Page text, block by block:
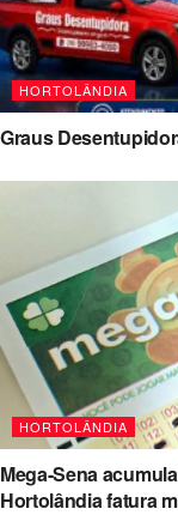
HORTOLÂNDIA
Graus
HORTOLÂNDIA
Mega-Sena
Hortolândia fatura